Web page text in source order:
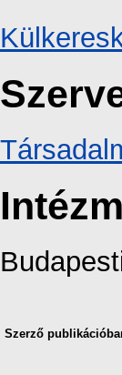
Szerző